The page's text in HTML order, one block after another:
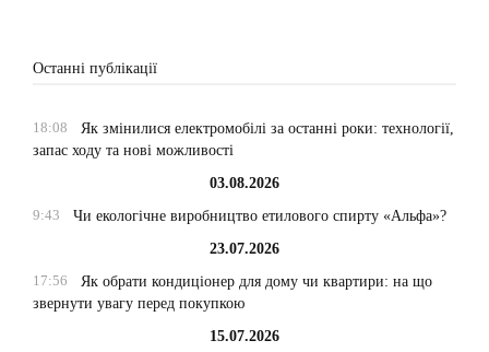
Останні публікації
18:08
Як змінилися електромобілі за останні роки: технології,
запас ходу та нові можливості
03.08.2026
9:43
Чи екологічне виробництво етилового спирту «Альфа»?
23.07.2026
17:56
Як обрати кондиціонер для дому чи квартири: на що
звернути увагу перед покупкою
15.07.2026